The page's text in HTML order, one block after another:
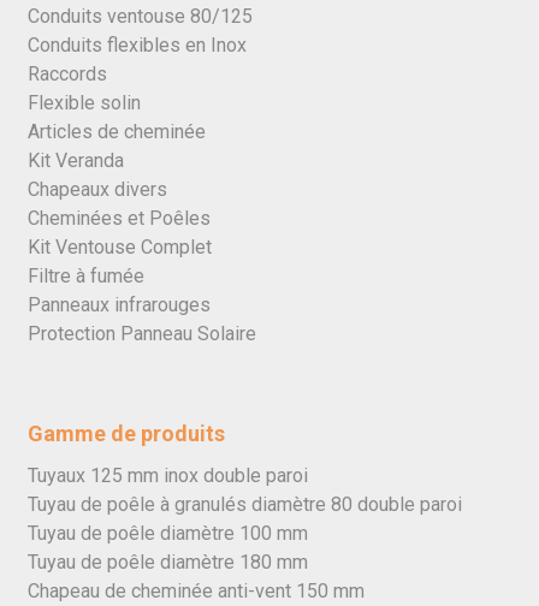
Conduits ventouse 80/125
Conduits flexibles en Inox
Raccords
Flexible solin
Articles de cheminée
Kit Veranda
Chapeaux divers
Cheminées et Poêles
Kit Ventouse Complet
Filtre à fumée
Panneaux infrarouges
Protection Panneau Solaire
Gamme de produits
Tuyaux 125 mm inox double paroi
Tuyau de poêle à granulés diamètre 80 double paroi
Tuyau de poêle diamètre 100 mm
Tuyau de poêle diamètre 180 mm
Chapeau de cheminée anti-vent 150 mm